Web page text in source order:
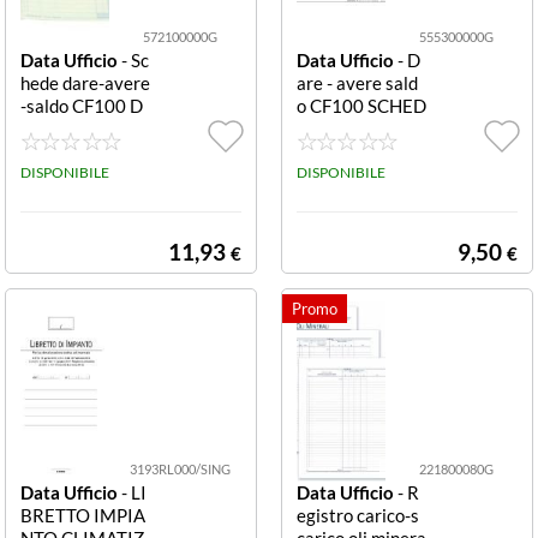
572100000G
Data Ufficio - Sc
hede dare-avere
-saldo CF100 D
ARE/AVERE/SA
LDO 57210000
0G 100 SCHED
DISPONIBILE
11,93 €
555300000G
Data Ufficio - D
are - avere sald
o CF100 SCHED
A 3 COLONNE
555300000G 1
00 SCHEDE DA
DISPONIBILE
9,50 €
3193RL000/SING
Data Ufficio - LI
BRETTO IMPIA
221800080G
Data Ufficio - R
egistro carico-s